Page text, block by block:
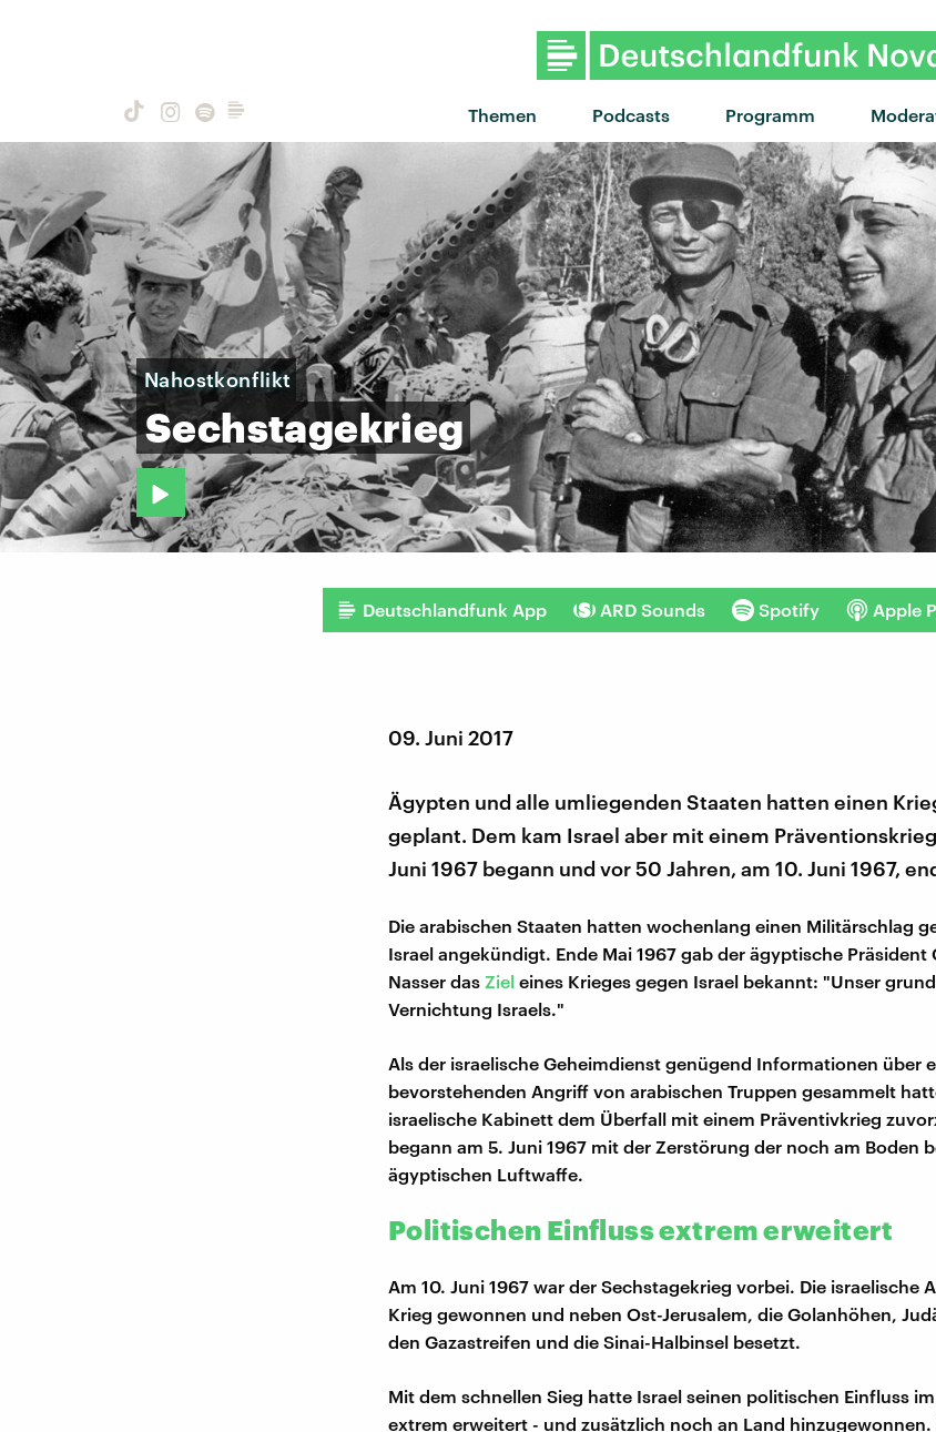
Themen Podcasts Programm
"Saufen" von Haller x
Nahostkonflikt
Sechstagekrieg
Deutschlandfunk App ARD Sounds Spotify Apple
09. Juni 2017
Ägypten und alle umliegenden Staaten hatten einen
geplant. Dem kam Israel aber mit einem
Juni 1967 begann und vor 50 Jahren, am 10. Juni 1967,
Die arabischen Staaten hatten wochenlang einen Militärschlag
Israel angekündigt. Ende Mai 1967 gab der ägyptische Präsident
Nasser das Ziel eines Krieges gegen Israel bekannt: "Unser
Vernichtung Israels."
Als der israelische Geheimdienst genügend Informationen über
bevorstehenden Angriff von arabischen Truppen gesammelt
israelische Kabinett dem Überfall mit einem Präventivkrieg
begann am 5. Juni 1967 mit der Zerstörung der noch am Boden
ägyptischen Luftwaffe.
Politischen Einfluss extrem erweitert
Am 10. Juni 1967 war der Sechstagekrieg vorbei. Die israelische
Krieg gewonnen und neben Ost-Jerusalem, die Golanhöhen,
den Gazastreifen und die Sinai-Halbinsel besetzt.
Mit dem schnellen Sieg hatte Israel seinen politischen Einfluss
extrem erweitert - und zusätzlich noch an Land hinzugewonnen.